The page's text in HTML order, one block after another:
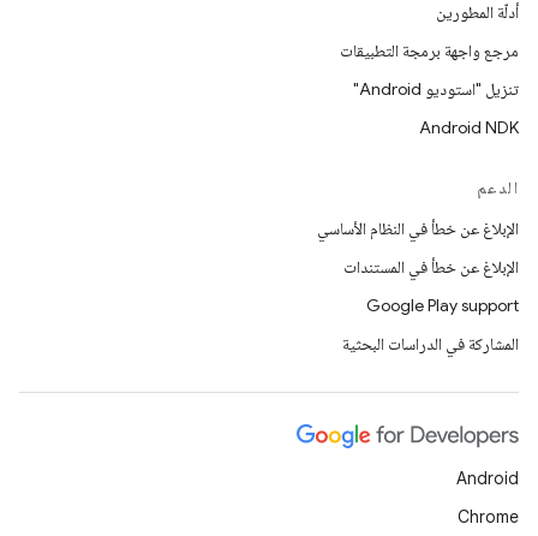
أدلّة المطورين
مرجع واجهة برمجة التطبيقات
تنزيل "استوديو Android"
Android NDK
الدعم
الإبلاغ عن خطأ في النظام الأساسي
الإبلاغ عن خطأ في المستندات
Google Play support
المشاركة في الدراسات البحثية
Android
Chrome